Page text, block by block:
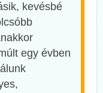
kevésbé
egy évben